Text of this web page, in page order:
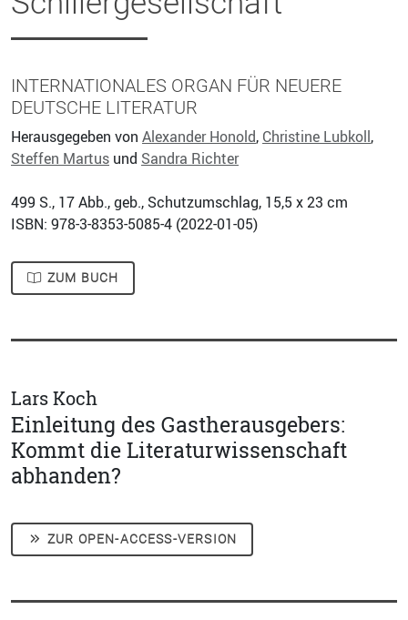
INTERNATIONALES ORGAN FÜR NEUERE
DEUTSCHE LITERATUR
Herausgegeben von Alexander Honold, Christine Lubkoll,
Steffen Martus und Sandra Richter
499 S., 17 Abb., geb., Schutzumschlag, 15,5 x 23 cm
ISBN: 978-3-8353-5085-4 (2022-01-05)
ZUM BUCH
Lars Koch
Einleitung des Gastherausgebers:
Kommt die Literaturwissenschaft
abhanden?
ZUR OPEN-ACCESS-VERSION